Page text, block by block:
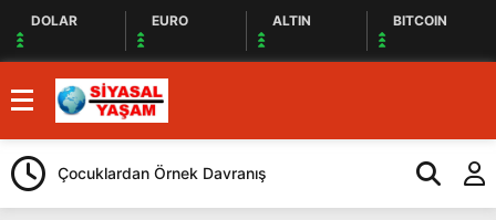
DOLAR EURO ALTIN BITCOIN
Çocuklardan Örnek Davranış Selahattin